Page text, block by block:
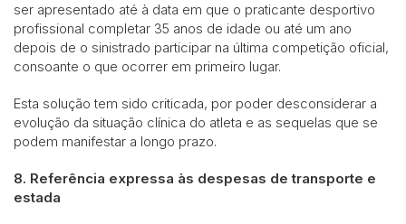
ser apresentado até à data em que o praticante desportivo
profissional completar 35 anos de idade ou até um ano
depois de o sinistrado participar na última competição oficial,
consoante o que ocorrer em primeiro lugar.
Esta solução tem sido criticada, por poder desconsiderar a
evolução da situação clínica do atleta e as sequelas que se
podem manifestar a longo prazo.
8. Referência expressa às despesas de transporte e
estada